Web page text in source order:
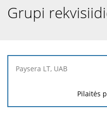
Grupi
Paysera
Pilaitės